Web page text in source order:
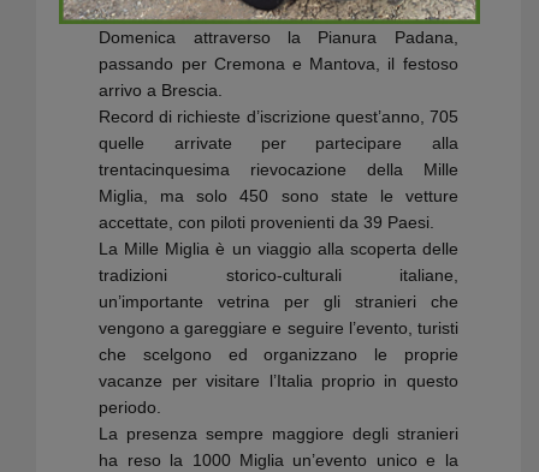
Parma.
Domenica attraverso la Pianura Padana,
passando per Cremona e Mantova, il festoso
arrivo a Brescia.
Record di richieste d’iscrizione quest’anno, 705
quelle arrivate per partecipare alla
trentacinquesima rievocazione della Mille
Miglia, ma solo 450 sono state le vetture
accettate, con piloti provenienti da 39 Paesi.
La Mille Miglia è un viaggio alla scoperta delle
tradizioni storico-culturali italiane,
un’importante vetrina per gli stranieri che
vengono a gareggiare e seguire l’evento, turisti
che scelgono ed organizzano le proprie
vacanze per visitare l’Italia proprio in questo
periodo.
La presenza sempre maggiore degli stranieri
ha reso la 1000 Miglia un’evento unico e la